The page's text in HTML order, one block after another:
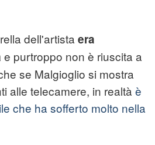
dell'artista era
e purtroppo non è riuscita a
se Malgioglio si mostra
alle telecamere, in realtà è
che ha sofferto molto nella